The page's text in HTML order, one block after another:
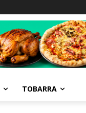
TOBARRA